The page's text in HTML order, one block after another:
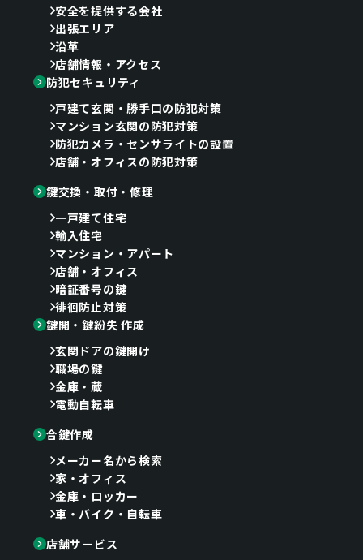
安全を提供する会社
出張エリア
沿革
店舗情報・アクセス
防犯セキュリティ
戸建て玄関・勝手口の防犯対策
マンション玄関の防犯対策
防犯カメラ・センサライトの設置
店舗・オフィスの防犯対策
鍵交換・取付・修理
一戸建て住宅
輸入住宅
マンション・アパート
店舗・オフィス
暗証番号の鍵
徘徊防止対策
鍵開・鍵紛失 作成
玄関ドアの鍵開け
職場の鍵
金庫・蔵
電動自転車
合鍵作成
メーカー名から検索
家・オフィス
金庫・ロッカー
車・バイク・自転車
店舗サービス